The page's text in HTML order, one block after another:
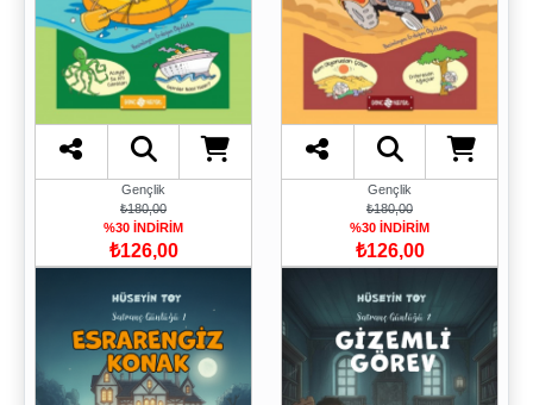
Gençlik
₺180,00
%30 İNDİRİM
₺126,00
Gençlik
₺180,00
%30 İNDİRİM
₺126,00